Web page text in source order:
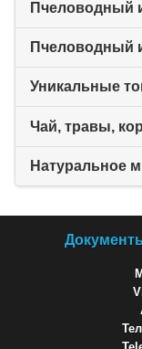
Пчеловодный
Уникальные
Чай, травы,
Натуральное